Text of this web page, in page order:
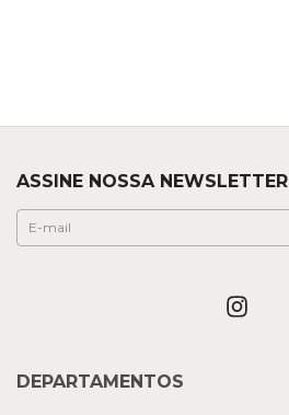
ASSINE NOSSA NEWSLETTER
DEPARTAMENTOS